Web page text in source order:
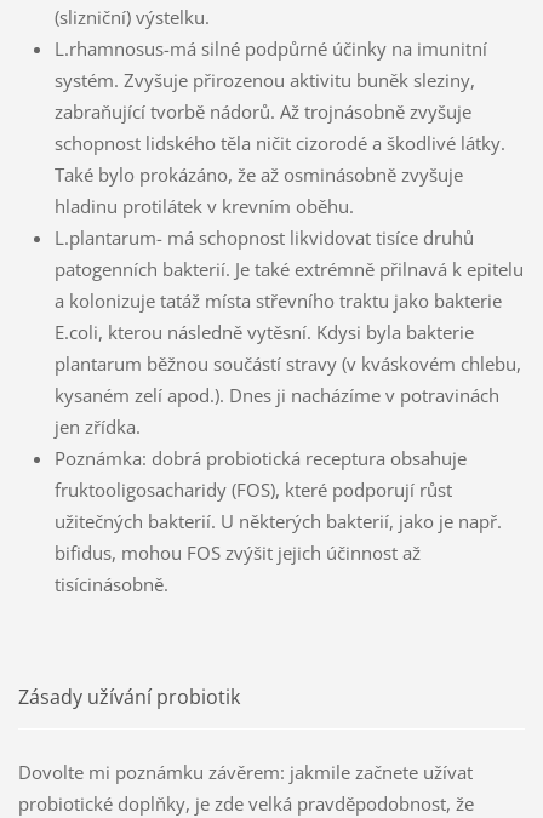
(slizniční) výstelku.
L.rhamnosus-má silné podpůrné účinky na imunitní
systém. Zvyšuje přirozenou aktivitu buněk sleziny,
zabraňující tvorbě nádorů. Až trojnásobně zvyšuje
schopnost lidského těla ničit cizorodé a škodlivé látky.
Také bylo prokázáno, že až osminásobně zvyšuje
hladinu protilátek v krevním oběhu.
L.plantarum- má schopnost likvidovat tisíce druhů
patogenních bakterií. Je také extrémně přilnavá k epitelu
a kolonizuje tatáž místa střevního traktu jako bakterie
E.coli, kterou následně vytěsní. Kdysi byla bakterie
plantarum běžnou součástí stravy (v kváskovém chlebu,
kysaném zelí apod.). Dnes ji nacházíme v potravinách
jen zřídka.
Poznámka: dobrá probiotická receptura obsahuje
fruktooligosacharidy (FOS), které podporují růst
užitečných bakterií. U některých bakterií, jako je např.
bifidus, mohou FOS zvýšit jejich účinnost až
tisícinásobně.
Zásady užívání probiotik
Dovolte mi poznámku závěrem: jakmile začnete užívat
probiotické doplňky, je zde velká pravděpodobnost, že